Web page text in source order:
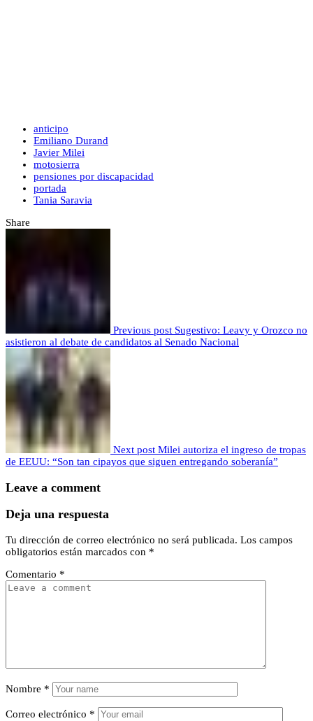
anticipo
Emiliano Durand
Javier Milei
motosierra
pensiones por discapacidad
portada
Tania Saravia
Share
Previous post Sugestivo: Leavy y Orozco no
asistieron al debate de candidatos al Senado Nacional
Next post Milei autoriza el ingreso de tropas
de EEUU: “Son tan cipayos que siguen entregando soberanía”
Leave a comment
Deja una respuesta
Tu dirección de correo electrónico no será publicada. Los campos
obligatorios están marcados con *
Comentario *
Nombre *
Correo electrónico *